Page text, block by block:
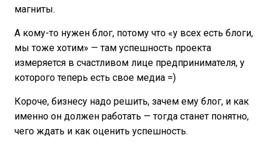
магниты.
А кому-то нужен блог, потому что «у всех есть блоги,
мы тоже хотим» — там успешность проекта
измеряется в счастливом лице предпринимателя, у
которого теперь есть свое медиа =)
Короче, бизнесу надо решить, зачем ему блог, и как
именно он должен работать — тогда станет понятно,
чего ждать и как оценить успешность.